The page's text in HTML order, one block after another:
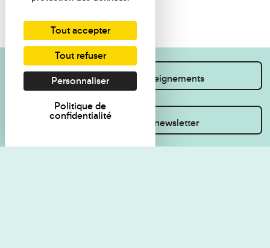
Je souhaite des renseignements
Inscrivez-vous à la newsletter
Tout accepter
Tout refuser
Personnaliser
Politique de
confidentialité